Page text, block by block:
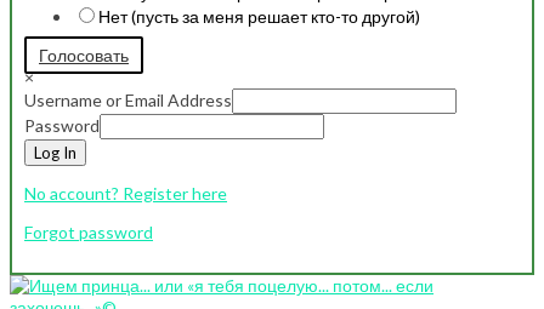
Нет (пусть за меня решает кто-то другой)
Голосовать
×
Username or Email Address
Password
Log In
No account? Register here
Forgot password